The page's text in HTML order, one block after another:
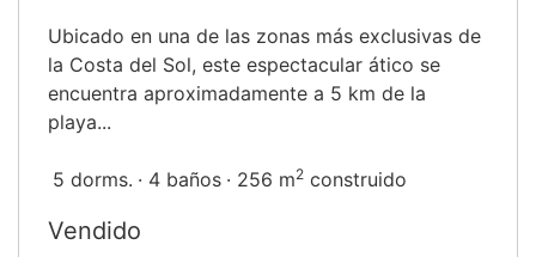
Ubicado en una de las zonas más exclusivas de
la Costa del Sol, este espectacular ático se
encuentra aproximadamente a 5 km de la
playa...
5 dorms. 4 baños 256 m2 construido
Vendido